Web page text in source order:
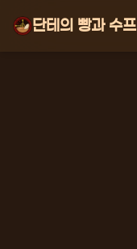
단테의 빵과 수프